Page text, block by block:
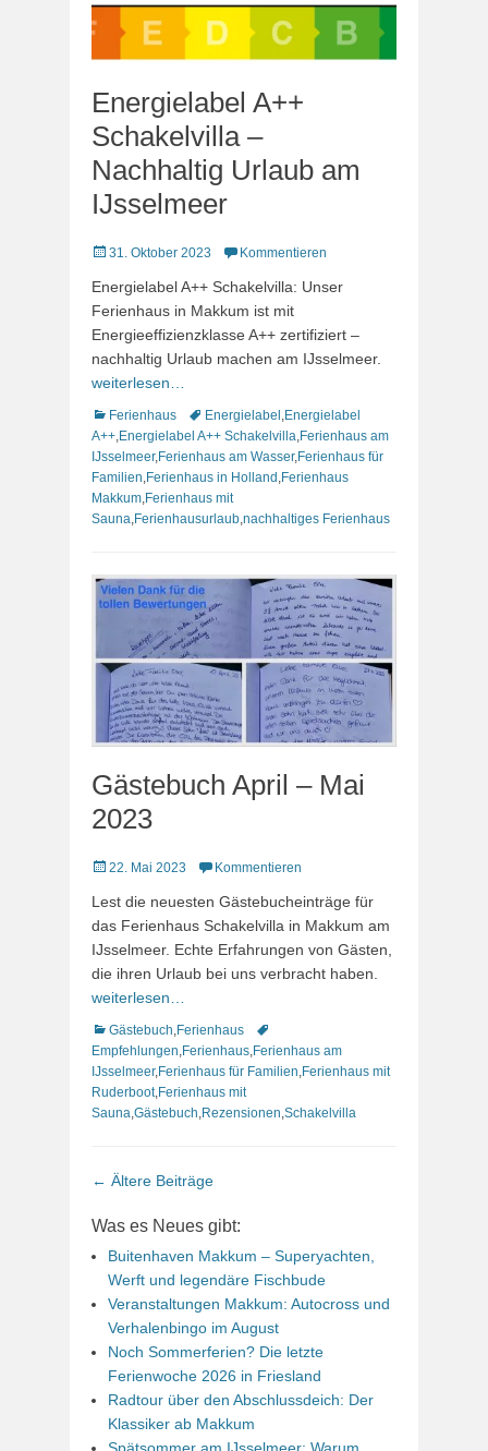
Energielabel A++
Schakelvilla –
Nachhaltig Urlaub am
IJsselmeer
Veröffentlicht
31. Oktober 2023 Kommentieren
Energielabel A++ Schakelvilla: Unser
Ferienhaus in Makkum ist mit
Energieeffizienzklasse A++ zertifiziert –
nachhaltig Urlaub machen am IJsselmeer.
weiterlesen…
Kategorien
Ferienhaus Schlagworte
Energielabel ,Energielabel
A++,Energielabel A++ Schakelvilla,Ferienhaus am
IJsselmeer,Ferienhaus am Wasser,Ferienhaus für
Familien,Ferienhaus in Holland ,Ferienhaus
Makkum,Ferienhaus mit
Sauna,Ferienhausurlaub,nachhaltiges Ferienhaus
Gästebuch April – Mai
2023
Veröffentlicht
22. Mai 2023 Kommentieren
Lest die neuesten Gästebucheinträge für
das Ferienhaus Schakelvilla in Makkum am
IJsselmeer. Echte Erfahrungen von Gästen,
die ihren Urlaub bei uns verbracht haben.
weiterlesen…
Kategorien
Gästebuch Ferienhaus
Schlagworte
Empfehlungen Ferienhaus Ferienhaus am
IJsselmeer, Ferienhaus für Familien Ferienhaus mit
Ruderboot, Ferienhaus mit
Sauna Gästebuch Rezensionen Schakelvilla
Beitrags-
← Ältere Beiträge
Was es Neues gibt:
Buitenhaven Makkum – Superyachten,
Werft und legendäre Fischbude
Veranstaltungen Makkum: Autocross und
Verhalenbingo im August
Noch Sommerferien? Die letzte
Ferienwoche 2026 in Friesland
Radtour über den Abschlussdeich: Der
Klassiker ab Makkum
Spätsommer am IJsselmeer: Warum